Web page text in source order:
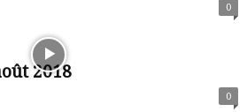
0
2018
0